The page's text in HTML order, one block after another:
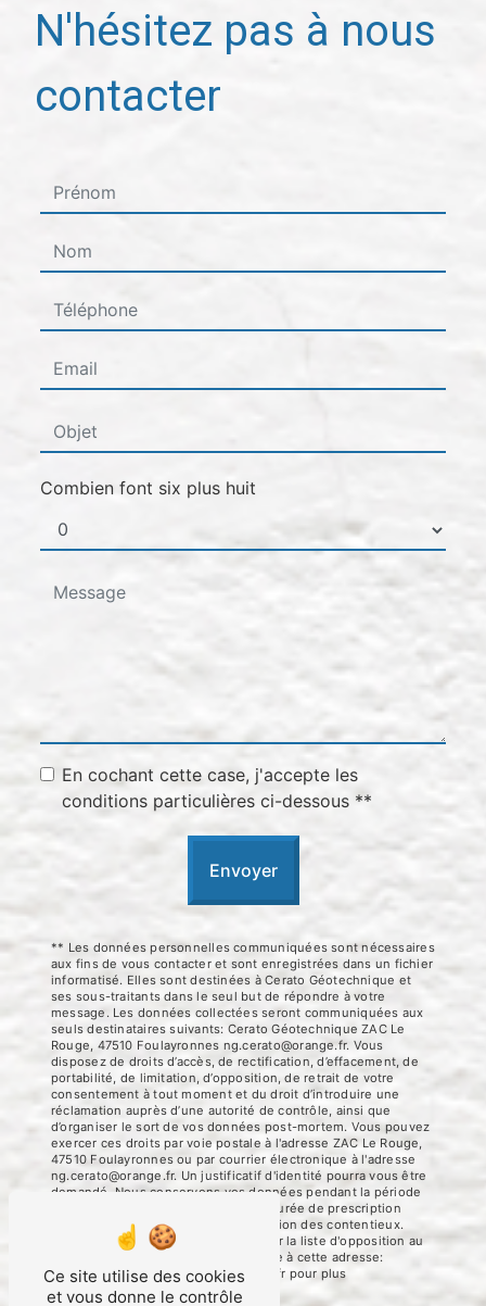
N'hésitez pas à nous
contacter
Combien font six plus huit
En cochant cette case, j'accepte les
conditions particulières ci-dessous **
Envoyer
** Les données personnelles communiquées sont nécessaires
aux fins de vous contacter et sont enregistrées dans un fichier
informatisé. Elles sont destinées à Cerato Géotechnique et
ses sous-traitants dans le seul but de répondre à votre
message. Les données collectées seront communiquées aux
seuls destinataires suivants: Cerato Géotechnique ZAC Le
Rouge, 47510 Foulayronnes ng.cerato@orange.fr. Vous
disposez de droits d’accès, de rectification, d’effacement, de
portabilité, de limitation, d’opposition, de retrait de votre
consentement à tout moment et du droit d’introduire une
réclamation auprès d’une autorité de contrôle, ainsi que
d’organiser le sort de vos données post-mortem. Vous pouvez
exercer ces droits par voie postale à l'adresse ZAC Le Rouge,
47510 Foulayronnes ou par courrier électronique à l'adresse
ng.cerato@orange.fr. Un justificatif d'identité pourra vous être
demandé. Nous conservons vos données pendant la période
de prise de contact puis pendant la durée de prescription
légale aux fins probatoires et de gestion des contentieux.
Vous avez le droit de vous inscrire sur la liste d'opposition au
démarchage téléphonique, disponible à cette adresse:
Bloctel.gouv.fr. Consultez le site cnil.fr pour plus
d’informations sur vos droits.
Ce site utilise des cookies
et vous donne le contrôle